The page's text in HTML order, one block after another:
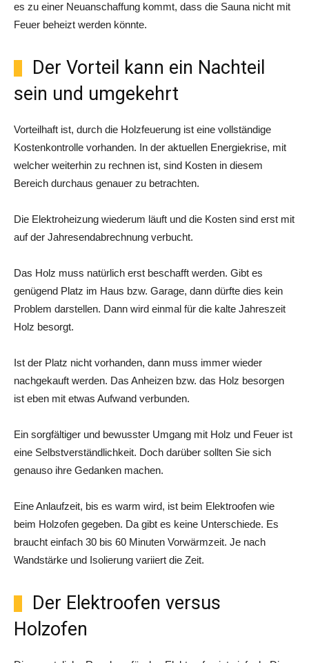
es zu einer Neuanschaffung kommt, dass die Sauna nicht mit
Feuer beheizt werden könnte.
Der Vorteil kann ein Nachteil
sein und umgekehrt
Vorteilhaft ist, durch die Holzfeuerung ist eine vollständige
Kostenkontrolle vorhanden. In der aktuellen Energiekrise, mit
welcher weiterhin zu rechnen ist, sind Kosten in diesem
Bereich durchaus genauer zu betrachten.
Die Elektroheizung wiederum läuft und die Kosten sind erst mit
auf der Jahresendabrechnung verbucht.
Das Holz muss natürlich erst beschafft werden. Gibt es
genügend Platz im Haus bzw. Garage, dann dürfte dies kein
Problem darstellen. Dann wird einmal für die kalte Jahreszeit
Holz besorgt.
Ist der Platz nicht vorhanden, dann muss immer wieder
nachgekauft werden. Das Anheizen bzw. das Holz besorgen
ist eben mit etwas Aufwand verbunden.
Ein sorgfältiger und bewusster Umgang mit Holz und Feuer ist
eine Selbstverständlichkeit. Doch darüber sollten Sie sich
genauso ihre Gedanken machen.
Eine Anlaufzeit, bis es warm wird, ist beim Elektroofen wie
beim Holzofen gegeben. Da gibt es keine Unterschiede. Es
braucht einfach 30 bis 60 Minuten Vorwärmzeit. Je nach
Wandstärke und Isolierung variiert die Zeit.
Der Elektroofen versus
Holzofen